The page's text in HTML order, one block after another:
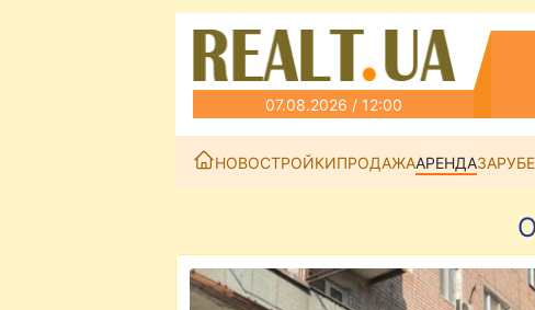
07.08.2026 / 12:00
НОВОСТРОЙКИПРОДАЖААРЕНДА